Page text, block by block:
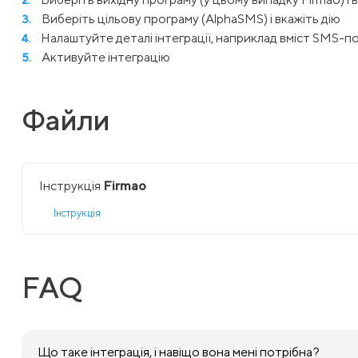
Виберіть цільову програму (AlphaSMS) і вкажіть дію
Налаштуйте деталі інтеграції, наприклад вміст SMS-
Активуйте інтеграцію
Файли
Інструкція Firmao
Інструкція
FAQ
Що таке інтеграція, і навіщо вона мені потрібна?